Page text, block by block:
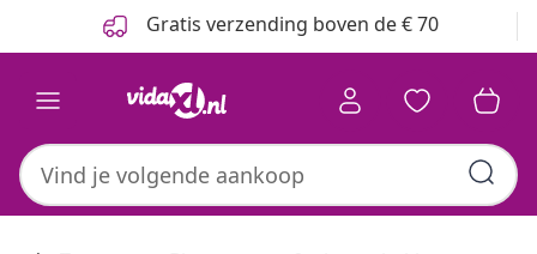
Gratis verzending boven de € 70